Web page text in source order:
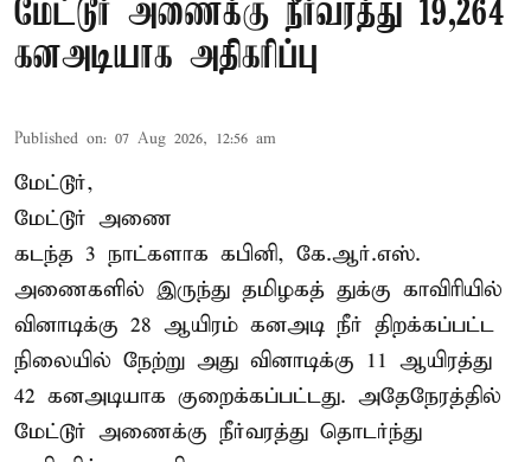
மேட்டூர் அணைக்கு நீர்வரத்து 19,264
கனஅடியாக அதிகரிப்பு
Published on: 07 Aug 2026, 12:56 am
மேட்டூர்,
மேட்டூர் அணை
கடந்த 3 நாட்களாக கபினி, கே.ஆர்.எஸ்.
அணைகளில் இருந்து தமிழகத் துக்கு காவிரியில்
வினாடிக்கு 28 ஆயிரம் கனஅடி நீர் திறக்கப்பட்ட
நிலையில் நேற்று அது வினாடிக்கு 11 ஆயிரத்து
42 கனஅடியாக குறைக்கப்பட்டது. அதேநேரத்தில்
மேட்டூர் அணைக்கு நீர்வரத்து தொடர்ந்து